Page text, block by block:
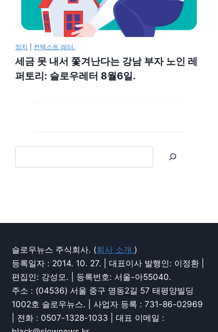
정치 컨텍스트 레터.
세금 못 내서 쫓겨난다는 강남 부자 노인 레
퍼토리: 슬로우레터 8월6일.
슬로우뉴스 주식회사. (회사 소개.)
등록일자 : 2014. 10. 27. | 대표이사 발행인: 이정환 |
편집인: 강성모. | 등록번호: 서울-아55040.
주소 : (04536) 서울 중구 명동2길 57 태평양빌딩
1002호 슬로우뉴스. | 사업자 등록 : 731-86-02969
| 전화 : 0507-1328-1033 | 대표 이메일 :